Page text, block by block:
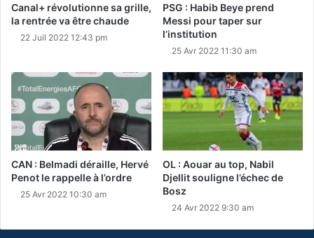
Canal+ révolutionne sa grille,
la rentrée va être chaude
22 Juil 2022 12:43 pm
PSG : Habib Beye prend
Messi pour taper sur
l’institution
25 Avr 2022 11:30 am
CAN : Belmadi déraille, Hervé
Penot le rappelle à l’ordre
25 Avr 2022 10:30 am
OL : Aouar au top, Nabil
Djellit souligne l’échec de
Bosz
24 Avr 2022 9:30 am